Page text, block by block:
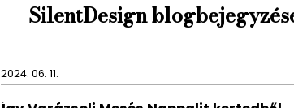
SilentDesign
2024. 06. 11.